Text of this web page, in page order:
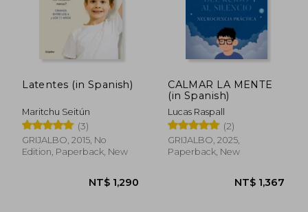
Latentes (in Spanish)
Maritchu Seitún
(3)
GRIJALBO, 2015, No
Edition, Paperback, New
CALMAR LA MENTE
(in Spanish)
Lucas Raspall
(2)
GRIJALBO, 2025,
Paperback, New